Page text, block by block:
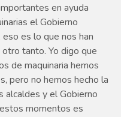
en ayuda
el Gobierno
es lo que nos han
tanto. Yo digo que
de maquinaria hemos
pero no hemos hecho la
alcaldes y el Gobierno
momentos es